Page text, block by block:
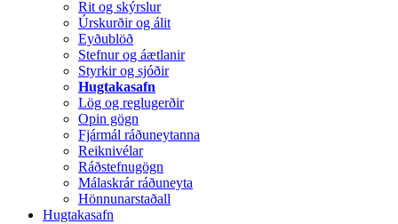
Rit og skýrslur
Úrskurðir og álit
Eyðublöð
Stefnur og áætlanir
Styrkir og sjóðir
Hugtakasafn
Lög og reglugerðir
Opin gögn
Fjármál ráðuneytanna
Reiknivélar
Ráðstefnugögn
Málaskrár ráðuneyta
Hönnunarstaðall
Hugtakasafn